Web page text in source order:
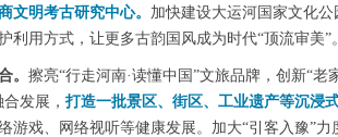
文明考古研究中心。 加快建设大运河国家文化
利用方式，让更多古韵国风成为时代“顶流审美”
。 擦亮“行走河南·读懂中国”文旅品牌，创新“
发展， 打造一批景区、街区、工业遗产等沉浸
游戏、网络视听等健康发展。加大“引客入豫”